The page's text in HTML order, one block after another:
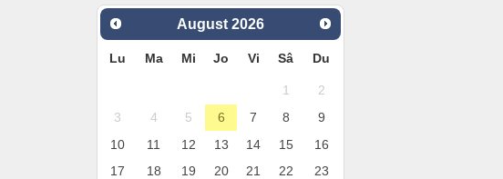
August 2026
Lu Ma Mi Jo Vi Sâ Du
1
2
3
4 5 6 7 8
9
10
11 12 13 14 15
16
17
18 19 20 21 22
23